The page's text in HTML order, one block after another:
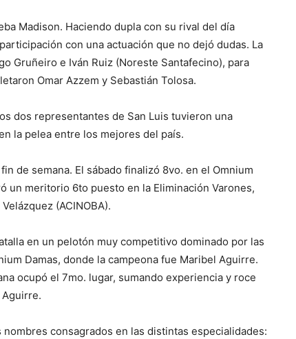
Madison. Haciendo dupla con su rival del día
con una actuación que no dejó dudas. La
Gruñeiro e Iván Ruiz (Noreste Santafecino), para
Omar Azzem y Sebastián Tolosa.
dos representantes de San Luis tuvieron una
la pelea entre los mejores del país.
de semana. El sábado finalizó 8vo. en el Omnium
un meritorio 6to puesto en la Eliminación Varones,
(ACINOBA).
en un pelotón muy competitivo dominado por las
Damas, donde la campeona fue Maribel Aguirre.
ocupó el 7mo. lugar, sumando experiencia y roce
consagrados en las distintas especialidades: